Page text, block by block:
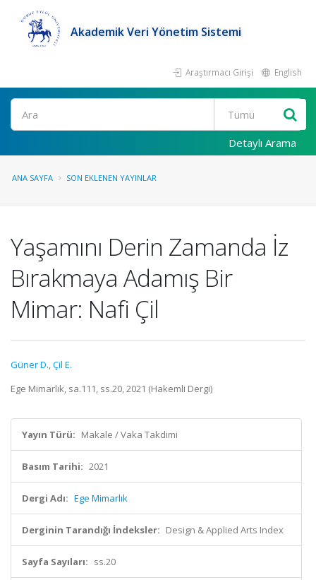
Akademik Veri Yönetim Sistemi
Araştırmacı Girişi English
Ara
Detaylı Arama
ANA SAYFA SON EKLENEN YAYINLAR
Yaşamını Derin Zamanda İz
Bırakmaya Adamış Bir
Mimar: Nafi Çil
Güner D.,Çil E.
Ege Mimarlık, sa.111, ss.20, 2021 (Hakemli Dergi)
Yayın Türü: Makale / Vaka Takdimi
Basım Tarihi: 2021
Dergi Adı: Ege Mimarlık
Derginin Tarandığı İndeksler: Design & Applied Arts Index
Sayfa Sayıları: ss.20